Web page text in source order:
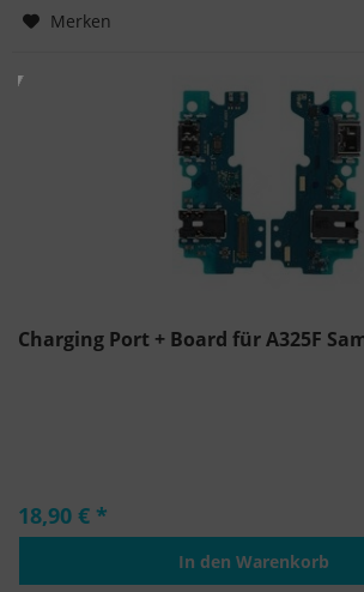
Merken
Charging Port + Board für A325F
18,90 € *
In den Warenkorb